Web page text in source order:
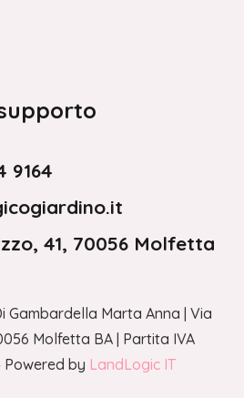
9164
41, 70056 Molfetta
Gambardella Marta Anna | Via
Molfetta BA | Partita IVA
Powered by LandLogic IT